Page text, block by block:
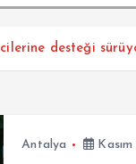
desteği
Antalya